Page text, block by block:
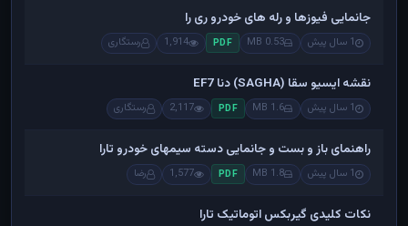
جانمایی فیوزها و رله های خودرو ری را
1 سال پیش 0.53 MB
PDF
1,914 رستگاری
نقشه ایسیو سقا (SAGHA) دنا EF7
1 سال پیش 1.6 MB
PDF
2,117 رستگاری
راهنمای باز و بست و جانمایی دسته سیمهای خودرو تارا
1 سال پیش 1.8 MB
PDF
1,577 رضا
نکات کلیدی گیربکس اتوماتیک تارا